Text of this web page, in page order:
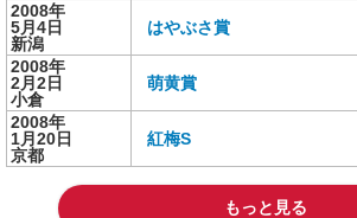
2008年
5月4日
新潟
はやぶさ賞
2008年
2月2日
小倉
萌黄賞
2008年
1月20日
京都
紅梅S
もっと見る